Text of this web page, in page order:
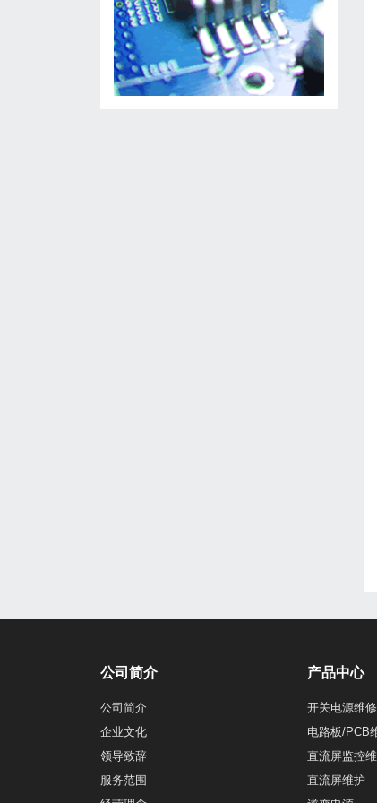
公司简介
公司简介
企业文化
领导致辞
服务范围
产品中心
开关电源维修
电路板/PCB
直流屏监控
直流屏维护